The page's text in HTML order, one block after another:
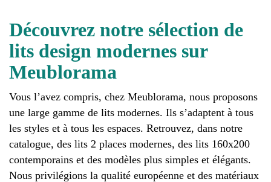
Découvrez notre sélection de
lits design modernes sur
Meublorama
Vous l’avez compris, chez Meublorama, nous proposons
une large gamme de lits modernes. Ils s’adaptent à tous
les styles et à tous les espaces. Retrouvez, dans notre
catalogue, des lits 2 places modernes, des lits 160x200
contemporains et des modèles plus simples et élégants.
Nous privilégions la qualité européenne et des matériaux